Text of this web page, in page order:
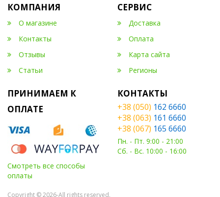
КОМПАНИЯ
О магазине
Контакты
Отзывы
Статьи
СЕРВИС
Доставка
Оплата
Карта сайта
Регионы
ПРИНИМАЕМ К
ОПЛАТЕ
Смотреть все способы
оплаты
КОНТАКТЫ
+38 (050) 162 6660
+38 (063) 161 6660
+38 (067) 165 6660
Пн. - Пт. 9:00 - 21:00
Сб. - Вс. 10:00 - 16:00
Copyright © 2026-All rights reserved.